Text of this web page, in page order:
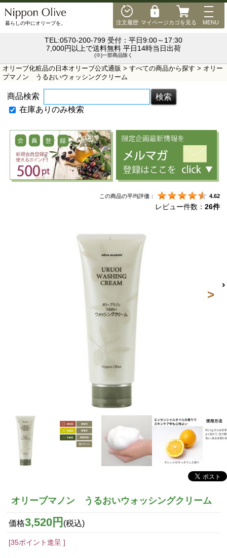
注文履歴 マイページカゴを見る
MENU
MENU
暮らしの中にオリーブを。
TEL:0570-200-799 受付：平日9:00～17:30
7,000円以上で送料無料 平日14時当日出荷
(※)一部商品除く
オリーブ化粧品の日本オリーブ公式通販 > すべての商品から探す > オリー
ブマノン うるおいウォッシングクリーム
商品検索
在庫ありのみ検索
この商品の平均評価： 4.62
レビュー件数： 26件
オリーブマノン うるおいウォッシングクリーム
価格3,520円 (税込)
[35ポイント進呈 ]